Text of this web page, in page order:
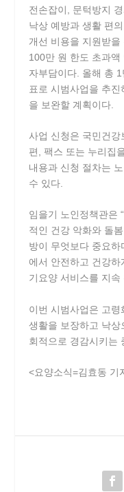
전손잡이, 문턱방지
낙상 예방과 생활 편
개선 비용을 지원받을
100만 원 한도 초과
자부담이다. 올해 총
표로 시범사업을 추
을 보완할 계획이다.
사업 신청은 국민건
편, 팩스 또는 누리집
내용과 신청 절차는
수 있다.
임을기 노인정책관은
적인 건강 악화와 돌
방이 무엇보다 중요하
에서 안전하고 건강
기요양 서비스를 지속
이번 시범사업은 고
생활을 보장하고 낙
회적으로 경감시키는
<요양소식=김효동 기